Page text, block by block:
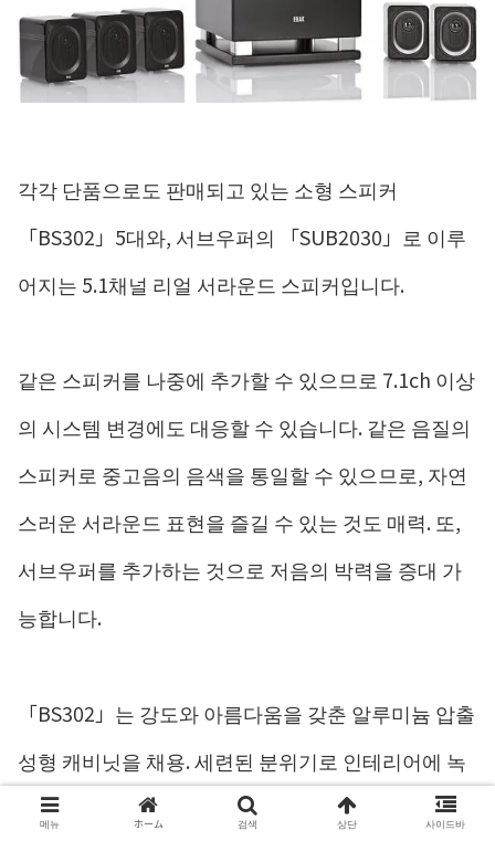
각각 단품으로도 판매되고 있는 소형 스피커
「BS302」5대와, 서브우퍼의 「SUB2030」로 이루
어지는 5.1채널 리얼 서라운드 스피커입니다.
같은 스피커를 나중에 추가할 수 있으므로 7.1ch 이상
의 시스템 변경에도 대응할 수 있습니다. 같은 음질의
스피커로 중고음의 음색을 통일할 수 있으므로, 자연
스러운 서라운드 표현을 즐길 수 있는 것도 매력. 또,
서브우퍼를 추가하는 것으로 저음의 박력을 증대 가
능합니다.
「BS302」는 강도와 아름다움을 갖춘 알루미늄 압출
성형 캐비닛을 채용. 세련된 분위기로 인테리어에 녹
을 수 있습니다. 소리의 퍼짐감이 뛰어난 동축 2웨이
메뉴 ホーム 검색 상단 사이드바